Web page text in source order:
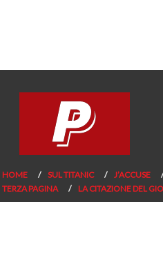
HOME SUL TITANIC J’ACCUSE
TERZA PAGINA
LA CITAZIONE DEL